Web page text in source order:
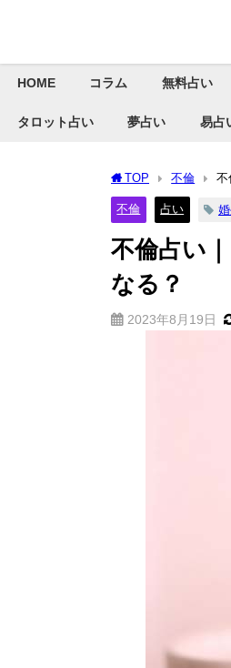
HOME コラム 無料占い
タロット占い 夢占い 易占
TOP 不倫 不
不倫 占い
不倫占い
なる？
2023年8月19日